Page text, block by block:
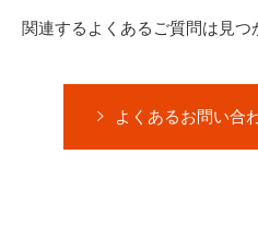
関連するよくあるご質問は見つ
よくあるお問い合